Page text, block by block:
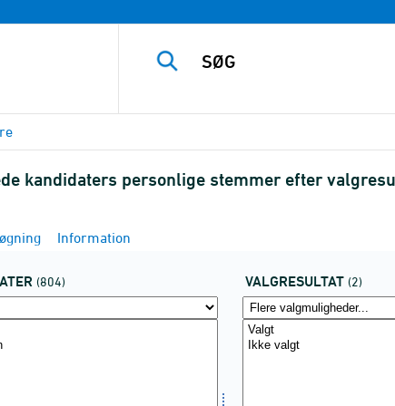
kandidaters personlige stemmer efter
Information
(804) VALGRESULTAT (2)